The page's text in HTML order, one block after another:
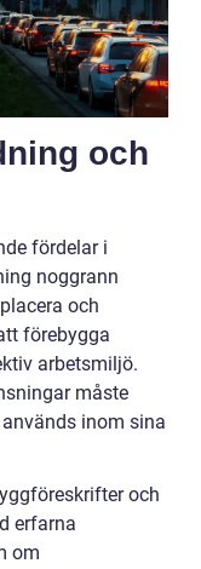
och
fördelar i
noggrann
och
förebygga
arbetsmiljö.
måste
inom sina
och
erfarna
om